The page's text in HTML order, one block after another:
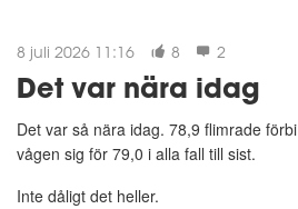
8 juli 2026 11:16 8 2
Det var nära idag
Det var så nära idag. 78,9 flimrade
vågen sig för 79,0 i alla fall till sist.
Inte dåligt det heller.